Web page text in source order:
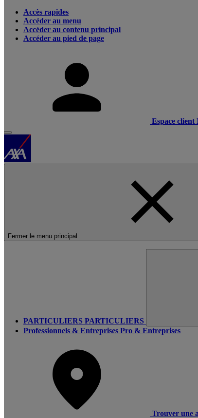
Accès rapides
Accéder au menu
Accéder au contenu principal
Accéder au pied de page
Espace client
Fermer le menu principal
PARTICULIERS PARTICULIERS
Professionnels & Entreprises Pro & Entreprises
Trouver une